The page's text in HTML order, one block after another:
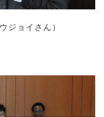
ジョイさん）